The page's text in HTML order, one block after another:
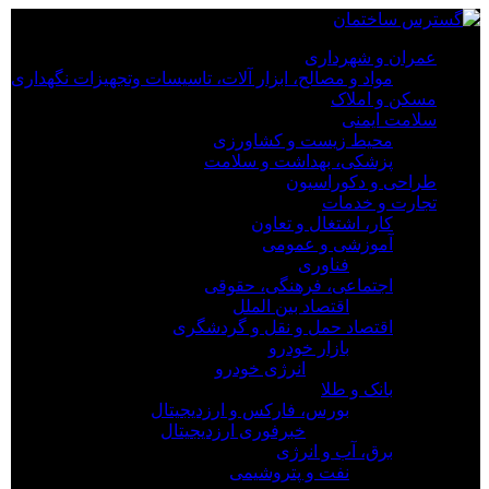
عمران و شهرداری
مواد و مصالح، ابزار آلات، تاسیسات وتجهیزات نگهداری
مسکن و املاک
سلامت ایمنی
محیط زیست و کشاورزی
پزشکی، بهداشت و سلامت
طراحی و دکوراسیون
تجارت و خدمات
کار، اشتغال و تعاون
آموزشی و عمومی
فناوری
اجتماعی، فرهنگی، حقوقی
اقتصاد بین الملل
اقتصاد حمل و نقل و گردشگری
بازار خودرو
انرژی خودرو
بانک و طلا
بورس، فارکس و ارزدیجیتال
خبرفوری ارزدیجیتال
برق، آب و انرژی
نفت و پتروشیمی
×
عمران و شهرداری
مواد و مصالح، ابزار آلات، تاسیسات وتجهیزات نگهداری
مسکن و املاک
سلامت ایمنی
محیط زیست و کشاورزی
پزشکی، بهداشت و سلامت
طراحی و دکوراسیون
تجارت و خدمات
کار، اشتغال و تعاون
آموزشی و عمومی
فناوری
اجتماعی، فرهنگی، حقوقی
اقتصاد بین الملل
اقتصاد حمل و نقل و گردشگری
بازار خودرو
بانک و طلا
بورس، فارکس و ارزدیجیتال
خبرفوری ارزدیجیتال
برق، آب و انرژی